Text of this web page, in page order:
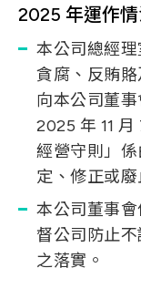
2025 年運作
本公司總經
貪腐、反賄
向本公司董
2025 年 11
經營守則」
定、修正或
本公司董事
督公司防止
之落實。